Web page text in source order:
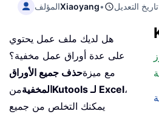
المؤلفXiaoyang• تاريخ التعديل
هل لديك ملف عمل يحتوي
على عدة أوراق عمل مخفية؟
مع ميزةحذف جميع الأوراق
المخفيةمن Kutools لـ Excel،
يمكنك التخلص من جميع